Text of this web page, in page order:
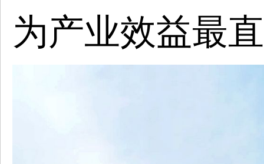
为产业效益最